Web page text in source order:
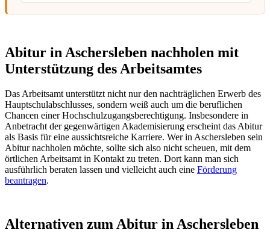
Abitur in Aschersleben nachholen mit
Unterstützung des Arbeitsamtes
Das Arbeitsamt unterstützt nicht nur den nachträglichen Erwerb des
Hauptschulabschlusses, sondern weiß auch um die beruflichen
Chancen einer Hochschulzugangsberechtigung. Insbesondere in
Anbetracht der gegenwärtigen Akademisierung erscheint das Abitur
als Basis für eine aussichtsreiche Karriere. Wer in Aschersleben sein
Abitur nachholen möchte, sollte sich also nicht scheuen, mit dem
örtlichen Arbeitsamt in Kontakt zu treten. Dort kann man sich
ausführlich beraten lassen und vielleicht auch eine Förderung
beantragen.
Alternativen zum Abitur in Aschersleben